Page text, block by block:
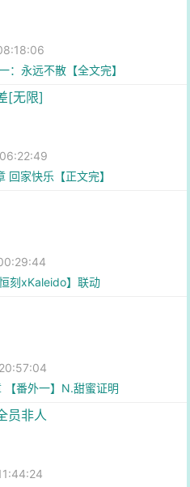
：永远不散【全文完】
[无限]
回家快乐【正文完】
刻xKaleido】联动
【番外一】N.甜蜜证明
员非人